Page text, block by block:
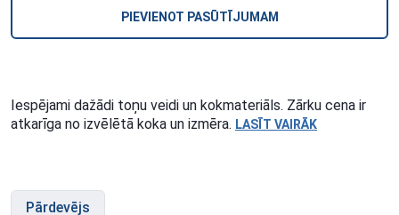
PIEVIENOT PASŪTĪJUMAM
Iespējami dažādi toņu veidi un kokmateriāls. Zārku cena ir
atkarīga no izvēlētā koka un izmēra. LASĪT VAIRĀK
Pārdevējs